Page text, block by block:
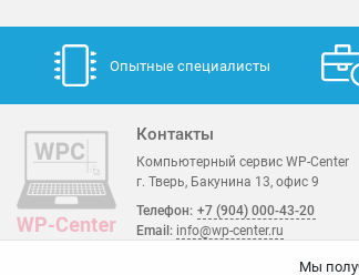
Мы
Опытные специалисты
Контакты
Компьютерный сервис WP-Center
г. Тверь, Бакунина 13, офис 9
Телефон: +7 (904) 000-43-20
Email: info@wp-center.ru